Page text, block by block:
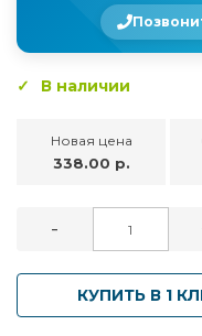
В наличии
Новая цена
338.00 р.
-
КУПИТЬ В 1